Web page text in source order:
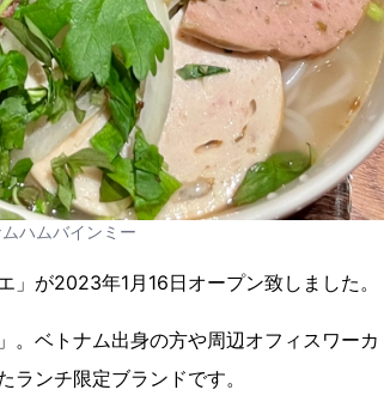
ムハムバインミー
が2023年1月16日オープン致しました。
。ベトナム出身の方や周辺オフィスワーカ
ンチ限定ブランドです。